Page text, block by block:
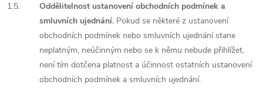
1.5.
Oddělitelnost ustanovení obchodních podmínek a
smluvních ujednání. Pokud se některé z ustanovení
obchodních podmínek nebo smluvních ujednání stane
neplatným, neúčinným nebo se k němu nebude přihlížet,
není tím dotčena platnost a účinnost ostatních ustanovení
obchodních podmínek a smluvních ujednání.